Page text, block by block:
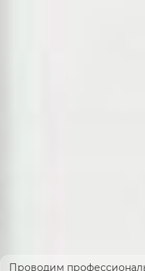
Проводим